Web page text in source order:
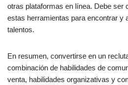
otras plataformas en línea. Debe ser
estas herramientas para encontrar y
talentos.
En resumen, convertirse en un
combinación de habilidades de
venta, habilidades organizativas y